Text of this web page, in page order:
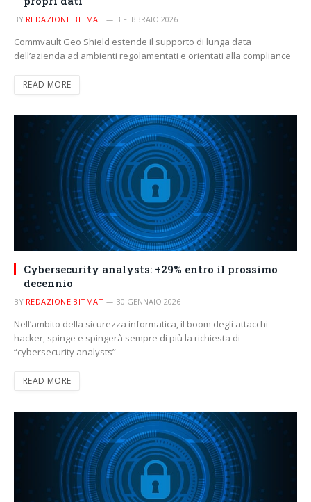
BY REDAZIONE BITMAT 3 FEBBRAIO 2026
Commvault Geo Shield estende il supporto di lunga data
dell’azienda ad ambienti regolamentati e orientati alla compliance
READ MORE
Cybersecurity analysts: +29% entro il prossimo
decennio
BY REDAZIONE BITMAT 30 GENNAIO 2026
Nell’ambito della sicurezza informatica, il boom degli attacchi
hacker, spinge e spingerà sempre di più la richiesta di
“cybersecurity analysts”
READ MORE